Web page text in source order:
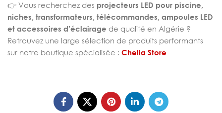
👉 Vous recherchez des projecteurs LED pour piscine,
niches, transformateurs, télécommandes, ampoules LED
et accessoires d’éclairage de qualité en Algérie ?
Retrouvez une large sélection de produits performants
sur notre boutique spécialisée : Chelia Store